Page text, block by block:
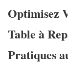
Optimisez
Table à
Pratiques